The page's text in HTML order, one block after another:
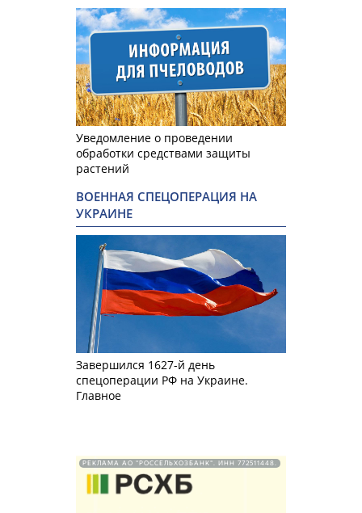
Уведомление о проведении
обработки средствами защиты
растений
ВОЕННАЯ СПЕЦОПЕРАЦИЯ НА
УКРАИНЕ
Завершился 1627-й день
спецоперации РФ на Украине.
Главное
РЕКЛАМА АО "РОССЕЛЬХОЗБАНК". ИНН 772511448.